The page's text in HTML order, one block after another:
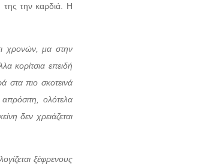
της την καρδιά. Η
χρονών, μα στην
κορίτσια επειδή
στα πιο σκοτεινά
ολότελα
δεν χρειάζεται
ξέφρενους